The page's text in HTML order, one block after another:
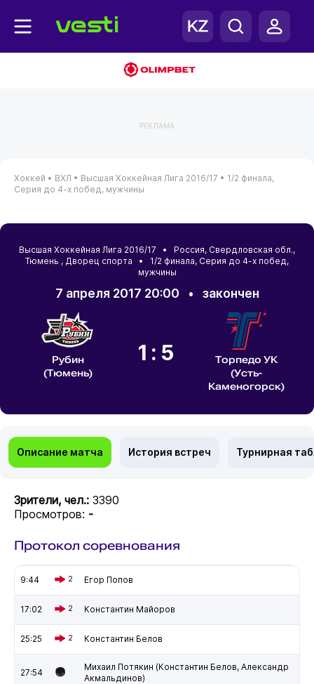
РЕКЛАМА
Хоккей • ВХЛ • Высшая Хоккейная Лига 2016/17 • 1/2 финала,
Серия до 4-х побед, мужчины
Высшая Хоккейная Лига 2016/17 • Россия, Свердловская обл.,
Тюмень , Дворец спорта • 1/2 финала, Серия до 4-х побед,
мужчины
7 апреля 2017 20:00 • закончен
Рубин
(Тюмень)
1:5
Торпедо УК
(Усть-
Каменогорск)
Описание матча История встреч Турнирная
Зрители, чел.: 3390
Просмотров: -
Протокол соревнования
9:44 2 Егор Попов
17:02 2 Константин Майоров
25:25 2 Константин Белов
27:54
Михаил Потякин (Константин Белов, Александр
Акмальдинов)